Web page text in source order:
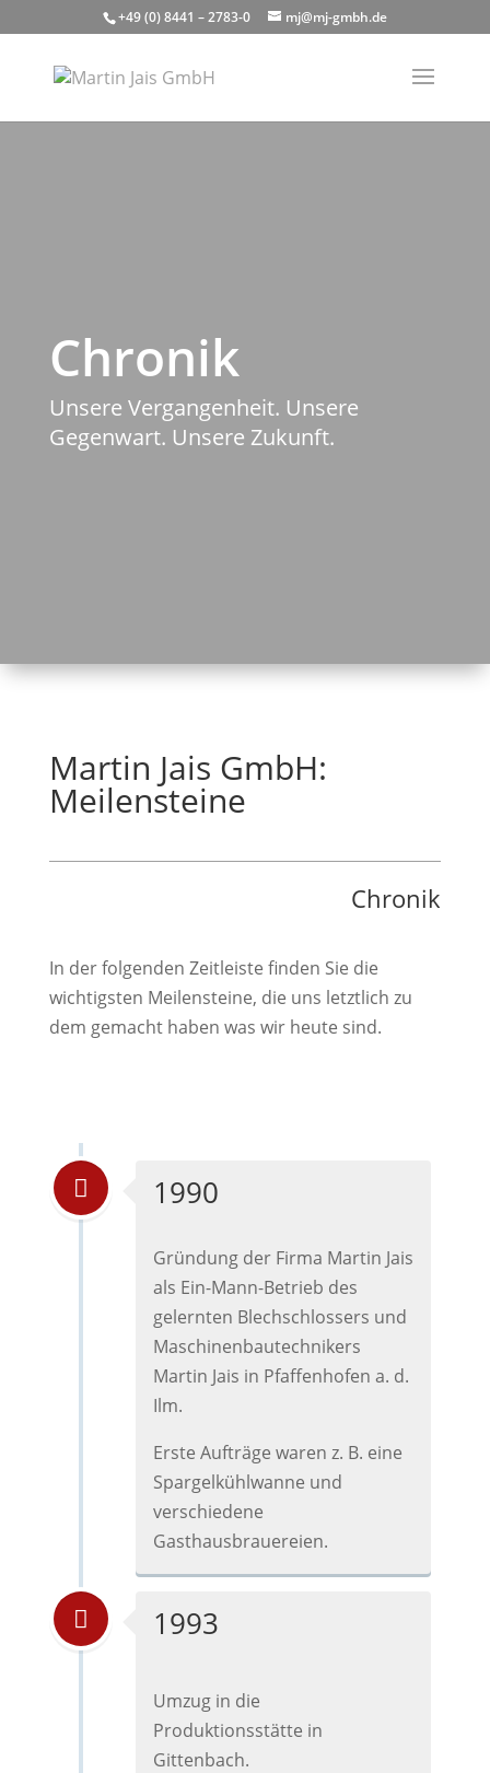
+49 (0) 8441 – 2783-0 mj@mj-gmbh.de
Chronik
Unsere Vergangenheit. Unsere
Gegenwart. Unsere Zukunft.
Martin Jais GmbH:
Meilensteine
Chronik
In der folgenden Zeitleiste finden Sie die
wichtigsten Meilensteine, die uns letztlich zu
dem gemacht haben was wir heute sind.
1990
Gründung der Firma Martin Jais
als Ein-Mann-Betrieb des
gelernten Blechschlossers und
Maschinenbautechnikers
Martin Jais in Pfaffenhofen a. d.
Ilm.
Erste Aufträge waren z. B. eine
Spargelkühlwanne und
verschiedene
Gasthausbrauereien.
1993
Umzug in die
Produktionsstätte in
Gittenbach.